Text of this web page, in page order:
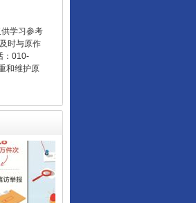
学习参考
时与原作
：010-
和维护原